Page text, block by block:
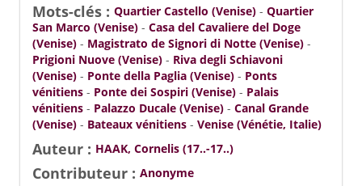
Mots-clés : Quartier Castello (Venise) - Quartier
San Marco (Venise) - Casa del Cavaliere del Doge
(Venise) - Magistrato de Signori di Notte (Venise) -
Prigioni Nuove (Venise) - Riva degli Schiavoni
(Venise) - Ponte della Paglia (Venise) - Ponts
vénitiens - Ponte dei Sospiri (Venise) - Palais
vénitiens - Palazzo Ducale (Venise) - Canal Grande
(Venise) - Bateaux vénitiens - Venise (Vénétie, Italie)
Auteur : HAAK, Cornelis (17..-17..)
Contributeur : Anonyme